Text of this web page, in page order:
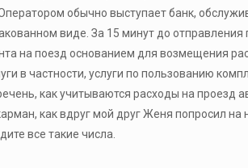
обычно выступает банк,
виде. За 15 минут до отправления
на поезд основанием для возмещения
в частности, услуги по пользованию
как учитываются расходы на проезд
как вдруг мой друг Женя попросил
все такие числа.